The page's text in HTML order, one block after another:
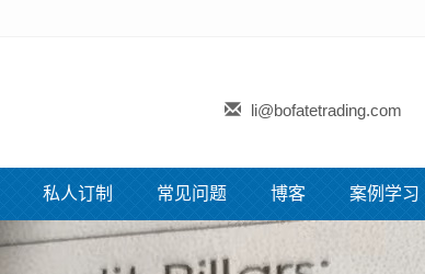
li@bofatetrading.com
私人订制 常见问题 博客 案例学习